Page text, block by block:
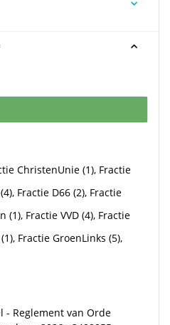
ChristenUnie (1), Fractie
Fractie D66 (2), Fractie
(1), Fractie VVD (4), Fractie
Fractie GroenLinks (5),
- Reglement van Orde